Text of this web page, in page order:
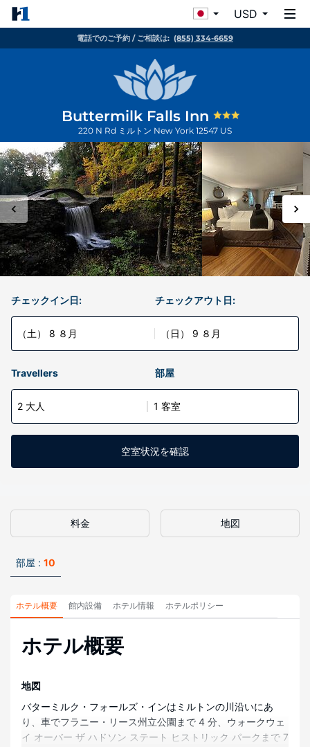
USD
電話でのご予約 / ご相談は: (855) 334-6659
Buttermilk Falls Inn
220 N Rd ミルトン New York 12547 US
チェックイン日:
（土） 8 ８月
チェックアウト日:
（日） 9 ８月
Travellers 部屋
2 大人 1 客室
空室状況を確認
料金 地図
部屋 : 10
ホテル概要 館内設備 ホテル情報 ホテルポリシー
ホテル概要
地図
バターミルク・フォールズ・インはミルトンの川沿いにあ
り、車でフラニー・リース州立公園まで 4 分、ウォークウェ
イ オーバー ザ ハドソン ステート ヒストリック パークまで 7